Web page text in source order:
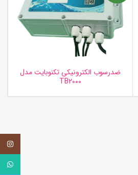
ضدرسوب الکترونیکی تکنوبایت مدل
TB2000